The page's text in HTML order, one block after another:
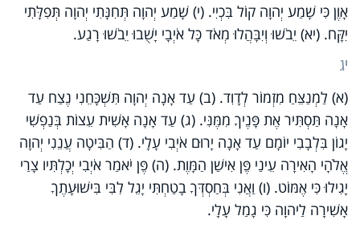
אָוֶן כִּי שָׁמַע יְהוָה קוֹל בִּכְיִי. (י) שָׁמַע יְהוָה תְּחִנָּתִי יְהוָה תְּפִלָּתִי
יִקָּח. (יא) יֵבֹשׁוּ וְיִבָּהֲלוּ מְאֹד כָּל אֹיְבָי יָשֻׁבוּ יֵבֹשׁוּ רָגַע.
יג
(א) לַמְנַצֵּחַ מִזְמוֹר לְדָוִד. (ב) עַד אָנָה יְהוָה תִּשְׁכָּחֵנִי נֶצַח עַד
אָנָה תַּסְתִּיר אֶת פָּנֶיךָ מִמֶּנִּי. (ג) עַד אָנָה אָשִׁית עֵצוֹת בְּנַפְשִׁי
יָגוֹן בִּלְבָבִי יוֹמָם עַד אָנָה יָרוּם אֹיְבִי עָלָי. (ד) הַבִּיטָה עֲנֵנִי יְהוָה
אֱלֹהָי הָאִירָה עֵינַי פֶּן אִישַׁן הַמָּוֶת. (ה) פֶּן יֹאמַר אֹיְבִי יְכָלְתִּיו צָרַי
יָגִילוּ כִּי אֶמּוֹט. (ו) וַאֲנִי בְּחַסְדְּךָ בָטַחְתִּי יָגֵל לִבִּי בִּישׁוּעָתֶךָ
אָשִׁירָה לַיהוָה כִּי גָמַל עָלָי.